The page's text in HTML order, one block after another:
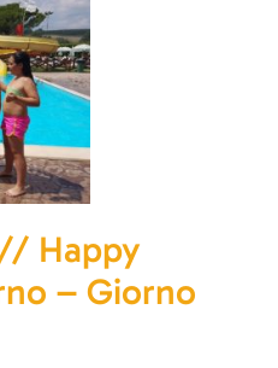
Happy
– Giorno